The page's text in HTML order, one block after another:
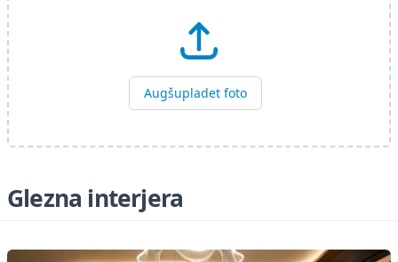
Augšupladet foto
Glezna interjera